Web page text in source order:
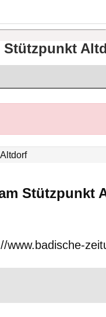
von
ehrenamtlich um
Stützpunkt
Stützpunkt
www.badische-